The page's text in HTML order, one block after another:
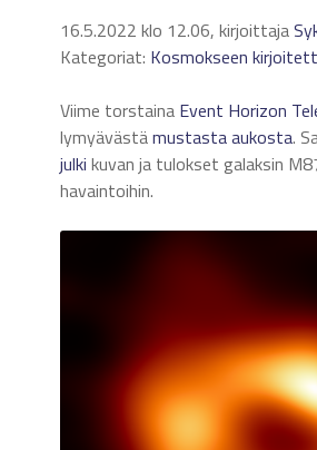
16.5.2022 klo 12.06, kirjoittaja
Kategoriat: Kosmokseen
Viime torstaina Event Horizon
lymyävästämustastaaukosta.
julki kuvan ja tulokset galaksin
havaintoihin.